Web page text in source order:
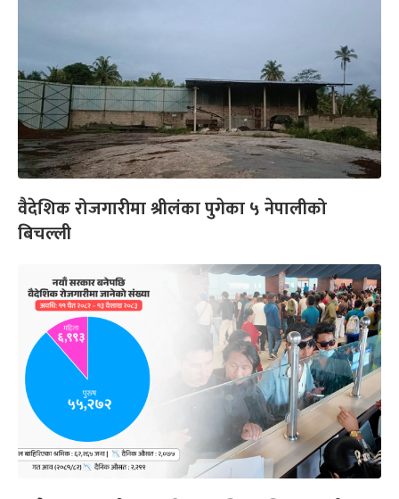
वैदेशिक रोजगारीमा श्रीलंका पुगेका ५ नेपालीको
बिचल्ली